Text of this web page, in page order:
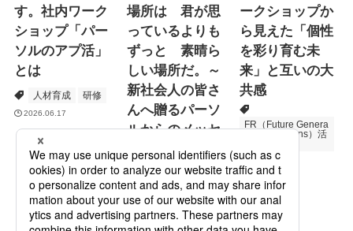
す。社内ワーク
ショップ「パー
ソルのアプ活」
とは
人材育成 研修
2026.06.17
場所は 君が思
っているよりも
ずっと 素晴ら
しい場所だ。～
新社会人の皆さ
んへ贈るパーソ
ルからのメッセ
ージ
プロモーション
Specialized Servic
es
2026.05.19
ークショップか
ら見えた「個性
を彩り育む未
来」と互いの大
共感
FR（Future Genera
tions Relations）活
次世代育成
2026.06.16